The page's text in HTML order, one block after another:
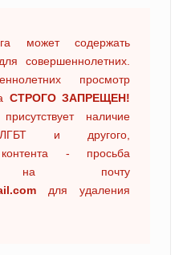
может содержать
совершеннолетних.
просмотр
СТРОГО ЗАПРЕЩЕН!
наличие
ЛГБТ и другого,
- просьба
на почту
для удаления